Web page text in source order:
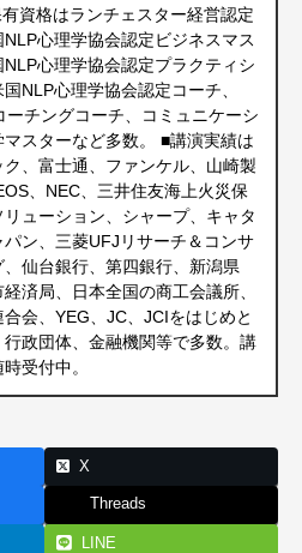
資格はランチェスター経営認定
心理学協会認定ビジネスマス
NLP心理学協会認定プラクティシ
国NLP心理学協会認定コーチ、
ーチングコーチ、コミュニケーシ
マスターなど多数。 ■講演実績は
、富士通、ファンケル、山崎製
、NEC、三井住友海上火災保
リューション、シャープ、キャタ
パン、三菱UFJリサーチ＆コンサ
、仙台銀行、第四銀行、新潟県
済局、日本全国の商工会議所、
会、YEG、JC、JCIをはじめと
行政団体、金融機関等で多数。講
受付中。
X
Threads
LINE